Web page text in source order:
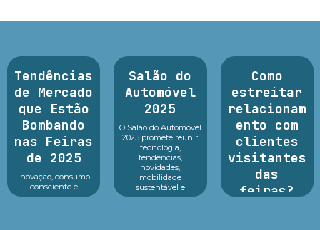
Tendências
de Mercado
que Estão
Bombando
nas Feiras
de 2025
Inovação, consumo
consciente e
tecnologia no centro
Salão do
Automóvel
2025
O Salão do Automóvel
2025 promete reunir
tecnologia,
tendências,
novidades,
mobilidade
sustentável e
inovação em um só
Como
estreitar
relacionam
ento com
clientes
visitantes
das
feiras?